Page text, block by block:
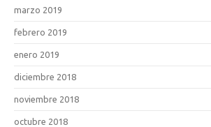
marzo 2019
febrero 2019
enero 2019
diciembre 2018
noviembre 2018
octubre 2018